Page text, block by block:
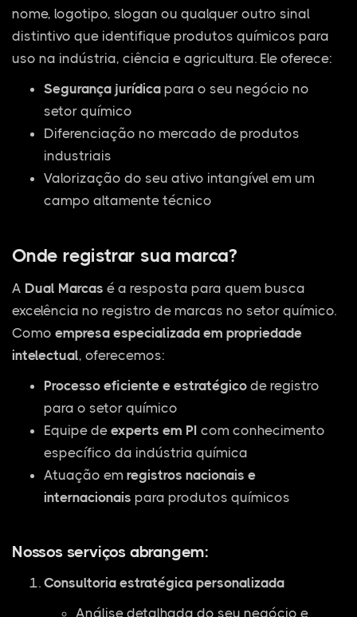
nome, logotipo, slogan ou qualquer outro sinal
distintivo que identifique produtos químicos para
uso na indústria, ciência e agricultura. Ele oferece:
Segurança jurídica para o seu negócio no
setor químico
Diferenciação no mercado de produtos
industriais
Valorização do seu ativo intangível em um
campo altamente técnico
Onde registrar sua marca?
A Dual Marcas é a resposta para quem busca
excelência no registro de marcas no setor químico.
Como empresa especializada em propriedade
intelectual, oferecemos:
Processo eficiente e estratégico de registro
para o setor químico
Equipe de experts em PI com conhecimento
específico da indústria química
Atuação em registros nacionais e
internacionais para produtos químicos
Nossos serviços abrangem:
Consultoria estratégica personalizada
Análise detalhada do seu negócio e